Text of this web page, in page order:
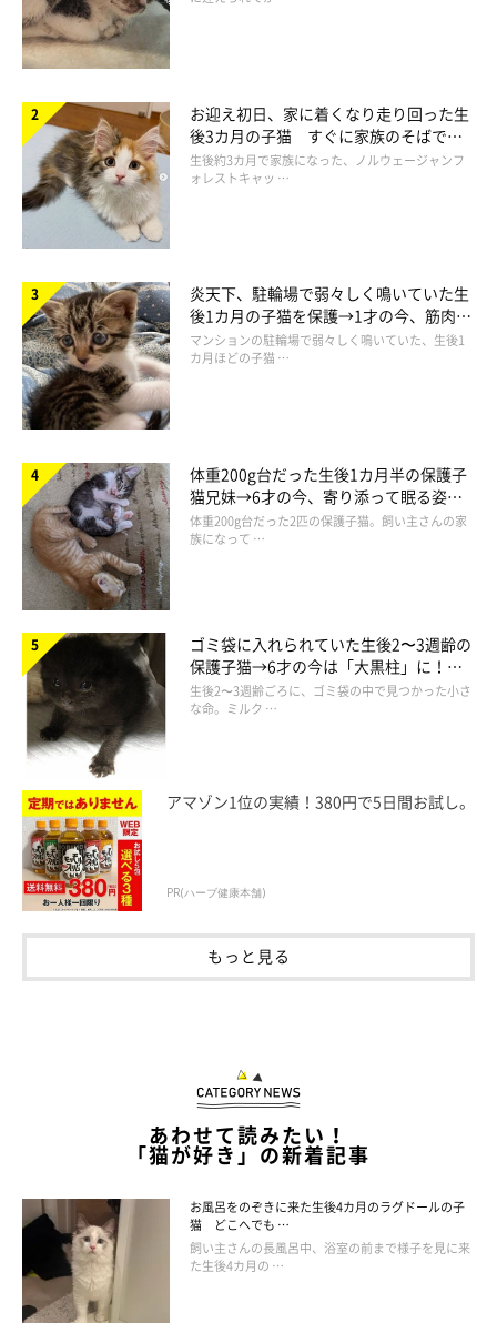
お迎え初日、家に着くなり走り回った生
後3カ月の子猫 すぐに家族のそばで落
ち着く姿に「迎えてよかった」
生後約3カ月で家族になった、ノルウェージャンフ
ォレストキャッ …
炎天下、駐輪場で弱々しく鳴いていた生
後1カ月の子猫を保護→1才の今、筋肉質
でツンデレなコに成長
マンションの駐輪場で弱々しく鳴いていた、生後1
カ月ほどの子猫 …
体重200g台だった生後1カ月半の保護子
猫兄妹→6才の今、寄り添って眠る姿に
ほっこり！
体重200g台だった2匹の保護子猫。飼い主さんの家
族になって …
ゴミ袋に入れられていた生後2〜3週齢の
保護子猫→6才の今は「大黒柱」に！
美しい黒猫に成長した姿にグッとくる
生後2〜3週齢ごろに、ゴミ袋の中で見つかった小さ
な命。ミルク …
アマゾン1位の実績！380円で5日間お試し。
PR(ハーブ健康本舗)
もっと見る
あわせて読みたい！
「猫が好き」の新着記事
お風呂をのぞきに来た生後4カ月のラグドールの子
猫 どこへでも …
飼い主さんの長風呂中、浴室の前まで様子を見に来
た生後4カ月の …